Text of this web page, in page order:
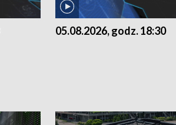
05.08.2026, godz. 18:30